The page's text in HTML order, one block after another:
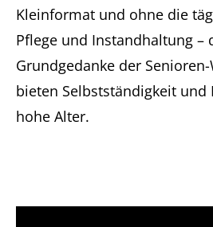
Kleinformat und ohne die
Pflege und Instandhaltung –
Grundgedanke der
bieten Selbstständigkeit und
hohe Alter.